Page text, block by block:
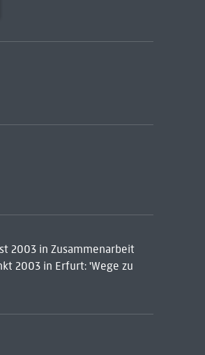
2003 in Zusammenarbeit
2003 in Erfurt: 'Wege zu